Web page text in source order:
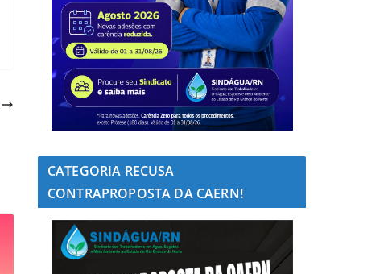
CATEGORIA RECUSA
CONTRAPROPOSTA DA CAERN!